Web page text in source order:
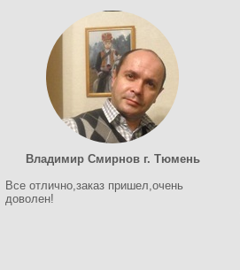
Владимир Смирнов г. Тюмень
Все отлично,заказ пришел,очень
доволен!